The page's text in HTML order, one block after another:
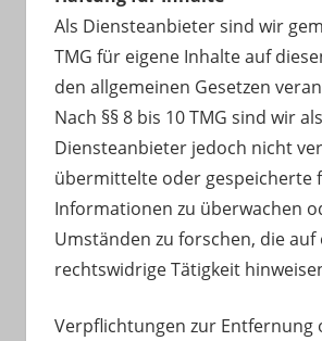
Als Diensteanbieter sind wir
TMG für eigene Inhalte auf
den allgemeinen Gesetzen
Nach §§ 8 bis 10 TMG sind wir als
Diensteanbieter jedoch nicht
übermittelte oder gespeicherte
Informationen zu überwachen
Umständen zu forschen, die auf
rechtswidrige Tätigkeit
Verpflichtungen zur Entfernung